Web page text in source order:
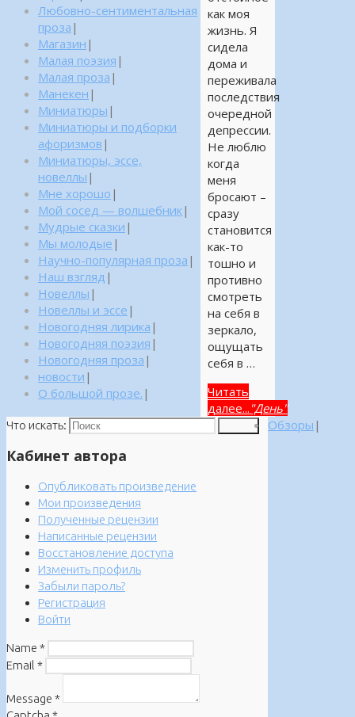
как моя
жизнь. Я
сидела
дома и
переживала
последствия
очередной
депрессии.
Не люблю
когда
меня
бросают –
сразу
становится
как-то
тошно и
противно
смотреть
на себя в
зеркало,
ощущать
себя в …
Читать
далее... "День"
Что искать:
Кабинет автора
Опубликовать произведение
Мои произведения
Полученные рецензии
Написанные рецензии
Восстановление доступа
Изменить профиль
Забыли пароль?
Регистрация
Войти
Name *
Email *
Message *
Любовно-сентиментальная
проза |
Магазин |
Малая поэзия |
Малая проза |
Манекен |
Миниатюры |
Миниатюры и подборки
афоризмов |
Миниатюры, эссе,
новеллы |
Мне хорошо |
Мой сосед — волшебник|
Мудрые сказки |
Мы молодые |
Научно-популярная проза |
Наш взгляд |
Новеллы |
Новеллы и эссе |
Новогодняя лирика |
Новогодняя поэзия |
Новогодняя проза |
новости |
О большой прозе. |
Обзоры |